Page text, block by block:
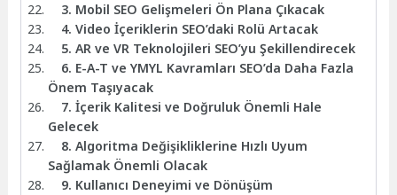
3. Mobil SEO Gelişmeleri Ön Plana Çıkacak
4. Video İçeriklerin SEO’daki Rolü Artacak
5. AR ve VR Teknolojileri SEO’yu Şekillendirecek
6. E-A-T ve YMYL Kavramları SEO’da Daha Fazla
Önem Taşıyacak
7. İçerik Kalitesi ve Doğruluk Önemli Hale
Gelecek
8. Algoritma Değişikliklerine Hızlı Uyum
Sağlamak Önemli Olacak
9. Kullanıcı Deneyimi ve Dönüşüm